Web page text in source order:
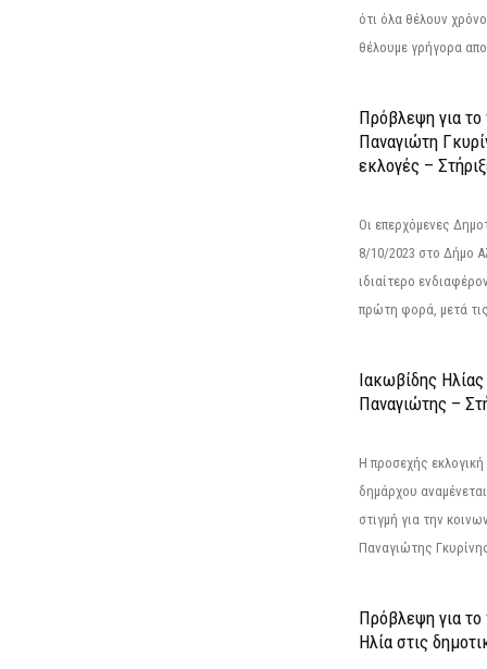
ότι όλα θέλουν
θέλουμε γρήγορα
Πρόβλεψη για
Παναγιώτη
εκλογές –
Οι επερχόμενες
8/10/2023 στο Δήμο
ιδιαίτερο
πρώτη φορά, μετά τις
Ιακωβίδης
Παναγιώτης –
Η προσεχής
δημάρχου
στιγμή για την
Παναγιώτης
Πρόβλεψη για
Ηλία στις